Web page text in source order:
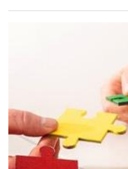
公司的20万，给了垫
期拆借一笔的行为就叫